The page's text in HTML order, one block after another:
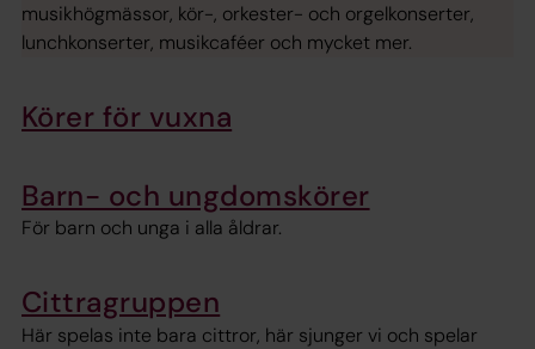
musikhögmässor, kör-, orkester- och orgelkonserter,
lunchkonserter, musikcaféer och mycket mer.
Körer för vuxna
Barn- och ungdomskörer
För barn och unga i alla åldrar.
Cittragruppen
Här spelas inte bara cittror, här sjunger vi och spelar